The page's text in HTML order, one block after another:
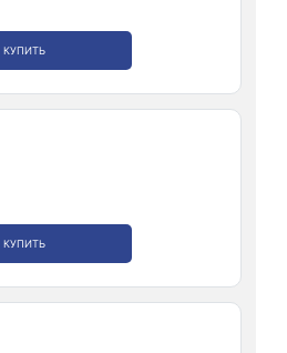
КУПИТЬ
КУПИТЬ